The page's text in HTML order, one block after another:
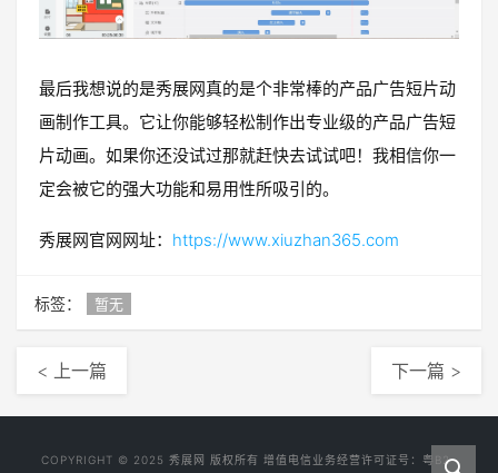
最后我想说的是秀展网真的是个非常棒的产品广告短片动
画制作工具。它让你能够轻松制作出专业级的产品广告短
片动画。如果你还没试过那就赶快去试试吧！我相信你一
定会被它的强大功能和易用性所吸引的。
秀展网官网网址： https://www.xiuzhan365.com
标签： 暂无
< 上一篇 下一篇 >
COPYRIGHT © 2025 秀展网 版权所有 增值电信业务经营许可证号： 粤B2-